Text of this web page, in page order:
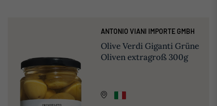
ANTONIO VIANI IMPORTE GMBH
Olive Verdi Giganti Grüne
Oliven extragroß 300g